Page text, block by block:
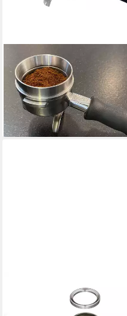
SCARLET ESPRESSO
Siebaufsatz, scarlet espresso
Präzisions-Trichter Barista
Cono Livello 58,5 mm
34,99 €
lieferbar - in 3-4 Werktagen bei dir